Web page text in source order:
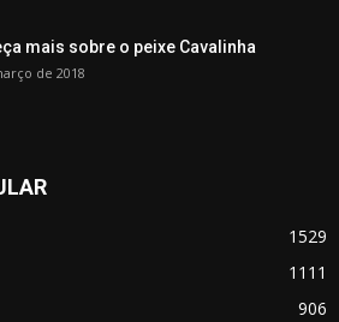
mais sobre o peixe Cavalinha
de 2018
1529
1111
906